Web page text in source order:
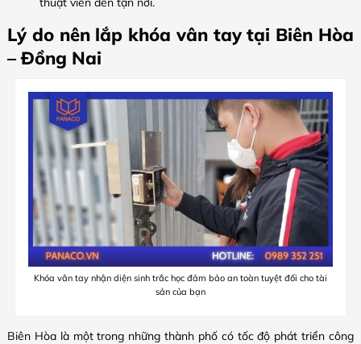
Lý do nên lắp khóa vân tay tại Biên Hòa
– Đồng Nai
Khóa vân tay nhận diện sinh trắc học đảm bảo an toàn tuyệt đối cho tài
sản của bạn
Biên Hòa là một trong những thành phố có tốc độ phát triển công